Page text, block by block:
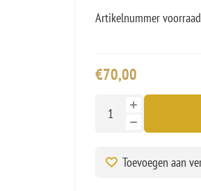
Artikelnummer
€70,00
Toevoegen aan